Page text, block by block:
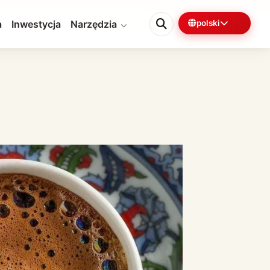
Inwestycja Narzędzia polski
0% 5 min pozostało